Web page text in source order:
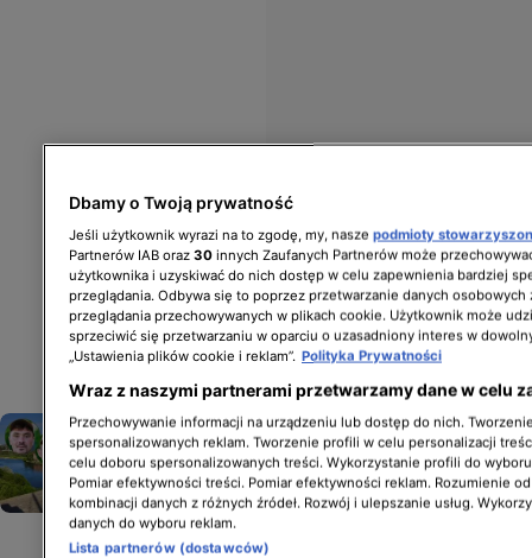
"Nasi w mundurach" wracają
do TTV. W programie wezmą udział
m.in. Daniel Martyniuk i Jakub
Rzeźniczak
NASI W MUNDURACH
Dbamy o Twoją prywatność
Jeśli użytkownik wyrazi na to zgodę, my, nasze podmioty
Partnerów IAB oraz 30 innych Zaufanych Partnerów może
użytkownika i uzyskiwać do nich dostęp w celu zapewnienia bardziej
przeglądania. Odbywa się to poprzez przetwarzanie danych osobowych
przeglądania przechowywanych w plikach cookie. Użytkownik może
sprzeciwić się przetwarzaniu w oparciu o uzasadniony interes w
„Ustawienia plików cookie i reklam”. Polityka Prywatności
Wraz z naszymi partnerami przetwarzamy dane w celu
Przechowywanie informacji na urządzeniu lub dostęp do nich.
spersonalizowanych reklam. Tworzenie profili w celu personalizacji
celu doboru spersonalizowanych treści. Wykorzystanie profili do
Pomiar efektywności treści. Pomiar efektywności reklam. Rozumienie
kombinacji danych z różnych źródeł. Rozwój i ulepszanie usług.
danych do wyboru reklam.
Lista partnerów (dostawców)